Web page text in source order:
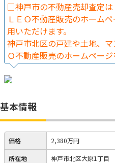
□神戸市の不動産売却査定
ＬＥＯ不動産販売のホーム
用いただけます。
神戸市北区の戸建や土地、
Ｏ不動産販売のホームページ
基本情報
価格 2,380万円
所在地 神戸市北区大原1丁目